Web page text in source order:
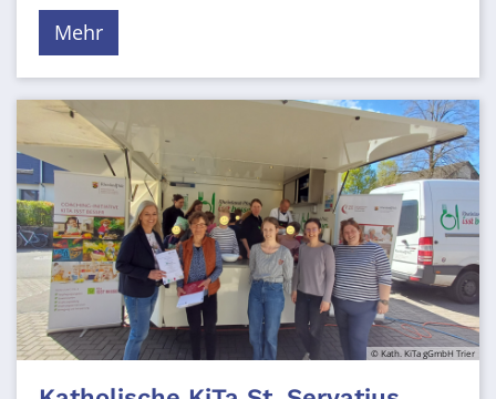
Mehr
© Kath. KiTa gGmbH Trier